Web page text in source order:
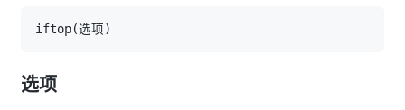
iftop(选项)
选项